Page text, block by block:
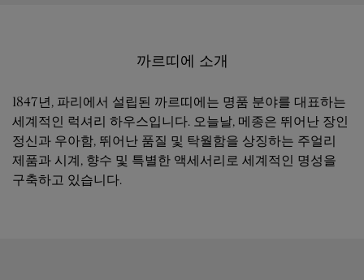
까르띠에 소개
1847년, 파리에서 설립된 까르띠에는 명품 분야를 대표하는
세계적인 럭셔리 하우스입니다. 오늘날, 메종은 뛰어난 장인
정신과 우아함, 뛰어난 품질 및 탁월함을 상징하는 주얼리
제품과 시계, 향수 및 특별한 액세서리로 세계적인 명성을
구축하고 있습니다.